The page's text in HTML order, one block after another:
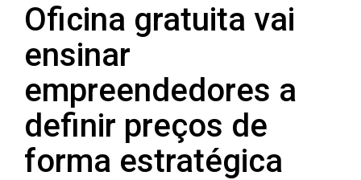
Oficina gratuita vai
ensinar
empreendedores a
definir preços de
forma estratégica